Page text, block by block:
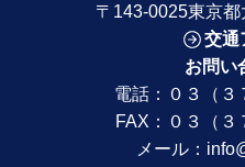
〒143-0025東京
交通
お問い
電話： ０３（３
FAX：０３（３
メール：